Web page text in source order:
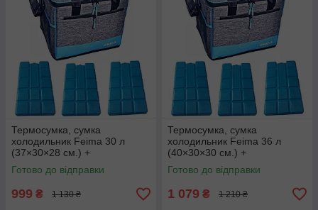
Термосумка, сумка
холодильник Feima 30 л
(37×30×28 см.) +
акумулятори холоду 3 шт.
Готово до відправки
999 ₴ 1 130 ₴
Термосумка, сумка
холодильник Feima 36 л
(40×30×30 см.) +
акумулятори холоду 3 шт.
Готово до відправки
1 079 ₴ 1 210 ₴